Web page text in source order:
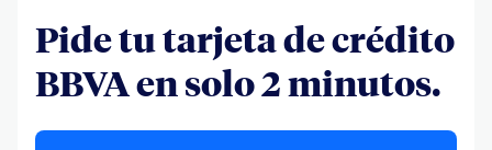
Pide tu tarjeta de crédito
BBVA en solo 2 minutos.